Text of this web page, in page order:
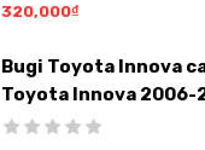
320,000₫
Bugi Toyota Innova
Toyota Innova 2006-